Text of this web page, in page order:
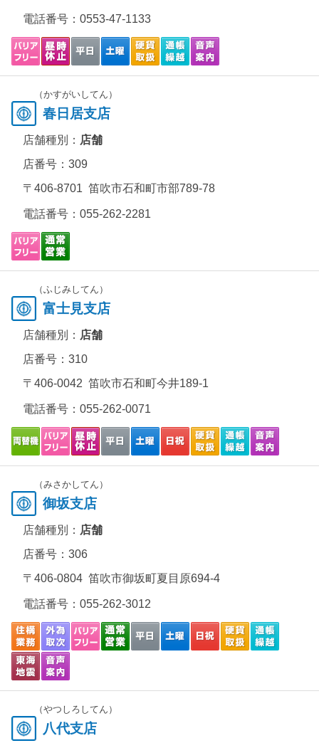
電話番号： 0553-47-1133
（かすがいしてん）
春日居支店
店舗種別： 店舗
店番号：309
〒406-8701 笛吹市石和町市部789-78
電話番号： 055-262-2281
（ふじみしてん）
富士見支店
店舗種別： 店舗
店番号：310
〒406-0042 笛吹市石和町今井189-1
電話番号： 055-262-0071
（みさかしてん）
御坂支店
店舗種別： 店舗
店番号：306
〒406-0804 笛吹市御坂町夏目原694-4
電話番号： 055-262-3012
（やつしろしてん）
八代支店